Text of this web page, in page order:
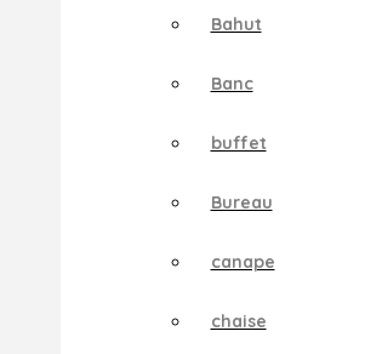
Bahut
Banc
buffet
Bureau
canape
chaise